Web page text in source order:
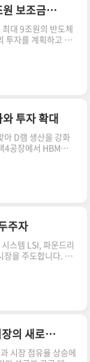
니다. ▶ 하이브리
작은 공간에 많은
향상: 신호 전달이
.전력 효율성: 적은
습니다. ▶ 산업에
술은 스마트폰, 컴
삼성전자 반도체, 미국 진출 확대! 9조원 보조금과 55조원 투자 계획
대 9조원의 반도체
투자를 계획하고 있
대와 일자리 창출이
도체 투자 계획 삼
규모 투자를 결정
업의 판도를 바꿀
지원하기로 결정했
Act)에 따른
반도체 비중을 늘리
성전자의 투자 규모
신 미국에 400억
계획입니다. 이는
투자 확대
아 D램 생산을 강화
4공장에서 HBM용
조 원 투자 계획
삼성전자의 D램
수요 증가인공지
반도체, 특히 D램
고성능 메모리의
이에 대응하기 위
니다.평택4공장(P4)
전자의 D램 생산 강
합니다. 당초 파운
던 P4는 최근 D램
주자
스템 LSI, 파운드리
장을 주도합니다. 최
산업혁명 시대의
성전자 DS(Device
체 시장을 선도하
템 LSI, 파운드리
펴봅니다.삼성전자
은 회사의 핵심 사
에서 중추적인 역할
삼성전자 파운드리! 글로벌 반도체 시장의 새로운 강자로 부상
시장 점유율 상승에